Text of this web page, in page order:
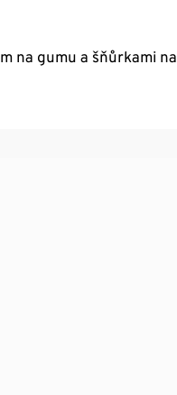
na gumu a šňůrkami na